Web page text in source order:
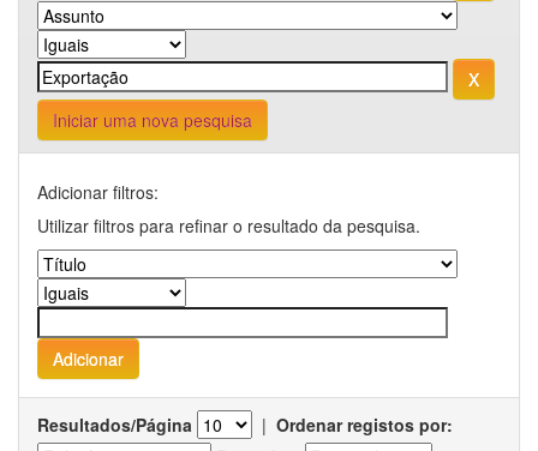
Iniciar uma nova pesquisa
Adicionar filtros:
Utilizar filtros para refinar o resultado da pesquisa.
Resultados/Página | Ordenar registos por: